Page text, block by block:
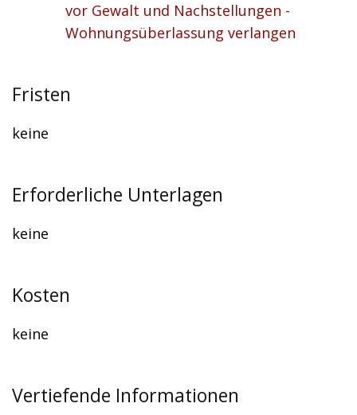
vor Gewalt und Nachstellungen -
Wohnungsüberlassung verlangen
Fristen
keine
Erforderliche Unterlagen
keine
Kosten
keine
Vertiefende Informationen